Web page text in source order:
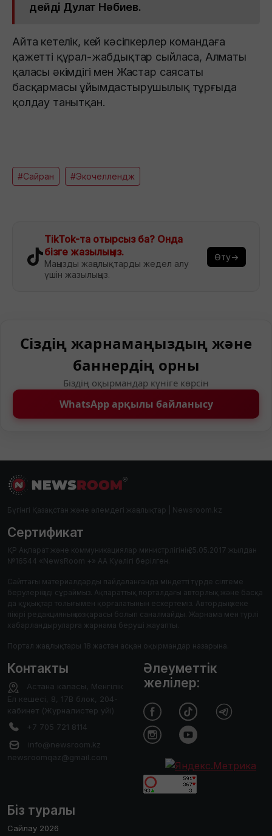
дейді Дулат Нәбиев.
Айта кетелік, кей кәсіпкерлер командаға
қажетті құрал-жабдықтар сыйласа, Алматы
қаласы әкімдігі мен Жастар саясаты
басқармасы ұйымдастырушылық тұрғыда
қолдау танытқан.
#Сайран #Экочеллендж
TikTok-та отырсыз ба? Онда
бізге жазылыңыз.
Маңызды жаңалықтарды жедел алу
үшін жазылыңыз.
Өту→
Сіздің жарнамаңыздың және
баннердің орны
Біздің оқырмандар күніге көрсін
WhatsApp арқылы байланысу
Бүгінгі Қазақстан және әлемдегі жаңалықтар | Newsroom.kz
Сертификат
ҚР Ақпарат және коммуникациялар министрлігінің 25.05.2017 жылдан
№16544 «NewsRoom +» АА Куәлігі берілген.
Сайттағы материалдарды пайдаланғанда міндетті түрде сілтеме
берулеріңізді сұраймыз. Ақпараттық порталдағы авторлық және басқа
да құқықтар толығымен қорғалатынын ескертеміз. Автордың жеке
пікірі редакцияның көзқарасы болып саналмайды. Жарнама мен түрлі
хабарландыруларға жарнама беруші жауапты.
Портал жаңалықтары 18 жастан асқан оқырмандар назарына.
Контакты
Астана каласы, Менгілік
Ел кешесі, 8, 17В блок, 204-
кабинет (Журналистер уйі)
+7 705 721 8114
info@newsroom.kz
newsroomqaz@gmail.com
Біз туралы
Сайлау 2026
Әлеуметтік
желілер: